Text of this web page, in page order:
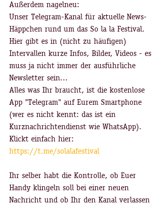
Außerdem nagelneu:
Unser Telegram-Kanal für aktuelle News-
Häppchen rund um das So la la Festival.
Hier gibt es in (nicht zu häufigen)
Intervallen kurze Infos, Bilder, Videos - es
muss ja nicht immer der ausführliche
Newsletter sein...
Alles was Ihr braucht, ist die kostenlose
App "Telegram" auf Eurem Smartphone
(wer es nicht kennt: das ist ein
Kurznachrichtendienst wie WhatsApp).
Klickt einfach hier:
https://t.me/solalafestival
Ihr selber habt die Kontrolle, ob Euer
Handy klingeln soll bei einer neuen
Nachricht und ob Ihr den Kanal verlassen